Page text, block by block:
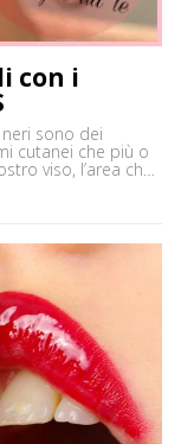
con i
sono dei
cutanei che più o
viso, l’area che
pH della pelle,
prodotti